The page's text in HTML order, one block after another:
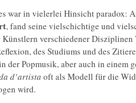
war in vielerlei Hinsicht paradox:
, fand seine vielschichtige und
Künstlern verschiedener
des Studiums und des
der Popmusik, aber auch in einem
d’artista oft als Modell für die
wird.